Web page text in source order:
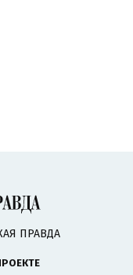
ПРАВДА